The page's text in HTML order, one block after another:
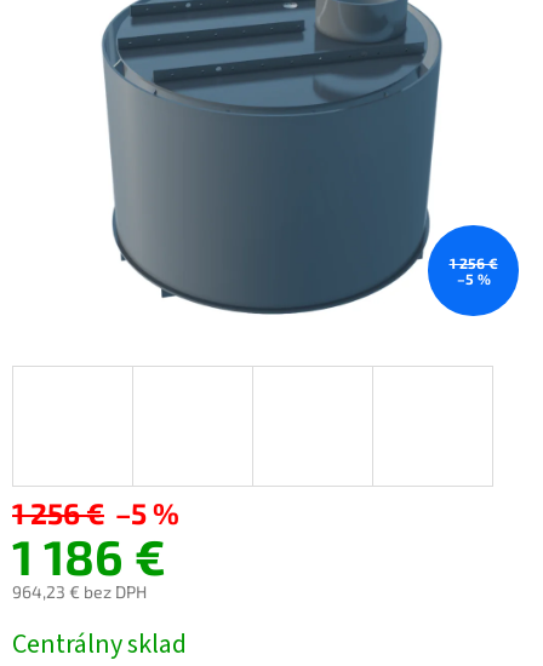
1 256 €
–5 %
1 256 € –5 %
1 186 €
964,23 € bez DPH
cena:
Centrálny sklad